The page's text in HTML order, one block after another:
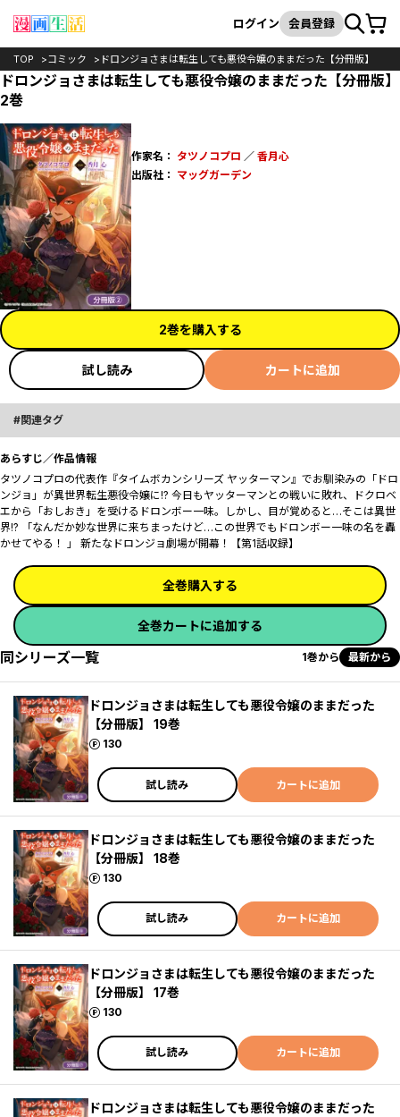
検索
ログイン 会員登録カート
TOP コミック ドロンジョさまは転生しても悪役令嬢のままだった【分冊版】
ドロンジョさまは転生しても悪役令嬢のままだった【分冊版】
2巻
作家名： タツノコプロ ／ 香月心
出版社： マッグガーデン
2巻を購入する
試し読み カートに追加
関連タグ
あらすじ／作品情報
タツノコプロの代表作『タイムボカンシリーズ ヤッターマン』でお馴染みの「ドロ
ンジョ」が異世界転生悪役令嬢に!? 今日もヤッターマンとの戦いに敗れ、ドクロベ
エから「おしおき」を受けるドロンボー一味。しかし、目が覚めると…そこは異世
界!? 「なんだか妙な世界に来ちまったけど…この世界でもドロンボー一味の名を轟
かせてやる！ 」 新たなドロンジョ劇場が開幕！【第1話収録】
全巻購入する
全巻カートに追加する
同シリーズ一覧 1巻から 最新から
ドロンジョさまは転生しても悪役令嬢のままだった
【分冊版】 19巻
130
ポイント
試し読み カートに追加
ドロンジョさまは転生しても悪役令嬢のままだった
【分冊版】 18巻
130
ポイント
試し読み カートに追加
ドロンジョさまは転生しても悪役令嬢のままだった
【分冊版】 17巻
130
ポイント
試し読み カートに追加
ドロンジョさまは転生しても悪役令嬢のままだった